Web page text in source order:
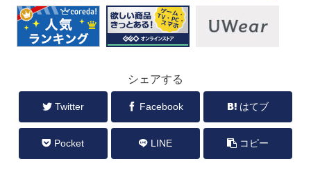
シェアする
Twitter Facebook はてブ
Pocket LINE コピー